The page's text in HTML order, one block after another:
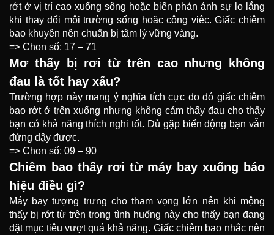
rớt ở vị trí cao xuống sông hoặc biển phản ánh sự lo lắng
khi thay đổi môi trường sống hoặc công việc. Giấc chiêm
bao khuyên nên chuẩn bị tâm lý vững vàng.
=> Chọn số: 17 – 71
Mơ thấy bị rơi từ trên cao nhưng không
đau là tốt hay xấu?
Trường hợp này mang ý nghĩa tích cực do đó giấc chiêm
bao rớt ở trên xuống nhưng không cảm thấy đau cho thấy
bạn có khả năng thích nghi tốt. Dù gặp biến động bạn vẫn
đứng dậy được.
=> Chọn số: 09 – 90
Chiêm bao thấy rơi từ máy bay xuống báo
hiệu điều gì?
Máy bay tượng trưng cho tham vọng lớn nên khi mộng
thấy bị rớt từ trên trong tình huống này cho thấy bạn đang
đặt mục tiêu vượt quá khả năng. Giấc chiêm bao nhắc nên